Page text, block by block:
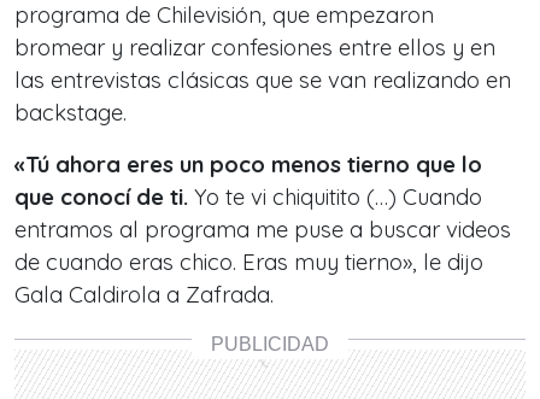
programa de Chilevisión, que empezaron
bromear y realizar confesiones entre ellos y en
las entrevistas clásicas que se van realizando en
backstage.
«Tú ahora eres un poco menos tierno que lo
que conocí de ti. Yo te vi chiquitito (…) Cuando
entramos al programa me puse a buscar videos
de cuando eras chico. Eras muy tierno», le dijo
Gala Caldirola a Zafrada.